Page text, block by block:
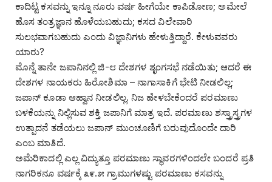
ಕಾದಿಟ್ಟ ಕಸವನ್ನು ಇನ್ನೂ ನೂರು ವರ್ಷ ಹೀಗೆಯೇ ಕಾಪಿಡೋಣ; ಅಮೇಲೆ
ಹೊಸ ತಂತ್ರಜ್ಞಾನ ಹೊಳೆಯಬಹುದು; ಕಸದ ವಿಲೇವಾರಿ
ಸುಲಭವಾಗಬಹುದು ಎಂದು ವಿಜ್ಞಾನಿಗಳು ಹೇಳುತ್ತಿದ್ದಾರೆ. ಕೇಳುವವರು
ಯಾರು?
ಮೊನ್ನೆ ತಾನೇ ಜಪಾನಿನಲ್ಲಿ ಜಿ-೮ ದೇಶಗಳ ಶೃಂಗಸಭೆ ನಡೆಯಿತು; ಆದರೆ ಈ
ದೇಶಗಳ ನಾಯಕರು ಹಿರೋಶಿಮಾ – ನಾಗಾಸಾಕಿಗೆ ಭೇಟಿ ನೀಡಲಿಲ್ಲ;
ಜಪಾನ್ ಕೂಡಾ ಆಹ್ವಾನ ನೀಡಲಿಲ್ಲ. ನಿಜ ಹೇಳಬೇಕೆಂದರೆ ಪರಮಾಣು
ಬಳಕೆಯನ್ನು ನಿಲ್ಲಿಸುವ ಶಕ್ತಿ ಜಪಾನಿಗೆ ಮಾತ್ರ ಇದೆ. ಪರಮಾಣು ಶಸ್ತ್ರಾಸ್ತ್ರಗಳ
ಉತ್ಪಾದನೆ ತಡೆಯಲು ಜಪಾನ್ ಮುಂಚೂಣಿಗೆ ಬರುವುದೊಂದೇ ದಾರಿ
ಎಂಬ ಮಾತಿದೆ.
ಅಮೆರಿಕಾದಲ್ಲಿ ಎಲ್ಲ ವಿದ್ಯುತ್ತೂ ಪರಮಾಣು ಸ್ಥಾವರಗಳಿಂದಲೇ ಬಂದರೆ ಪ್ರತಿ
ನಾಗರಿಕನೂ ವರ್ಷಕ್ಕೆ ೩೯.೫ ಗ್ರಾಮುಗಳಷ್ಟು ಪರಮಾಣು ಕಸವನ್ನು